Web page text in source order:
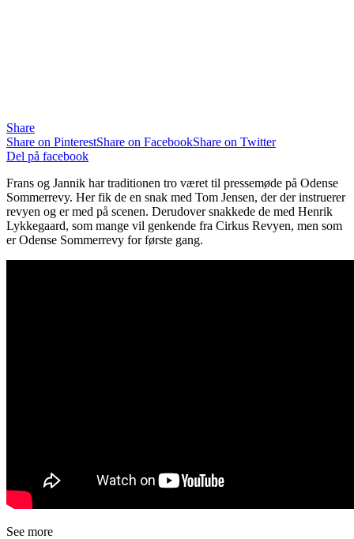
Share
Share on PinterestShare on FacebookShare on Twitter
Del på facebook
Frans og Jannik har traditionen tro været til pressemøde på Odense
Sommerrevy. Her fik de en snak med Tom Jensen, der der instruerer
revyen og er med på scenen. Derudover snakkede de med Henrik
Lykkegaard, som mange vil genkende fra Cirkus Revyen, men som
er Odense Sommerrevy for første gang.
See more